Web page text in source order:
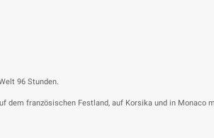
96 Stunden.
dem französischen Festland, auf Korsika und in Monaco